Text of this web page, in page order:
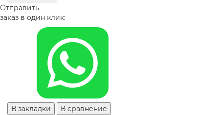
Отправить
заказ в один клик:
В закладки
В сравнение